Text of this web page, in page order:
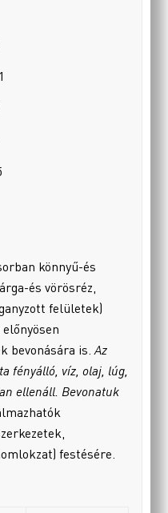
könnyű-és
és vörösréz,
felületek)
bevonására is.Az
fényálló, víz, olaj, lúg,
ellenáll. Bevonatuk
festésére.